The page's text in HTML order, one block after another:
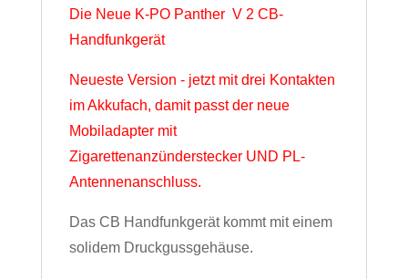
Die Neue K-PO Panther V 2 CB-
Handfunkgerät
Neueste Version - jetzt mit drei Kontakten
im Akkufach, damit passt der neue
Mobiladapter mit
Zigarettenanzünderstecker UND PL-
Antennenanschluss.
Das CB Handfunkgerät kommt mit einem
solidem Druckgussgehäuse.